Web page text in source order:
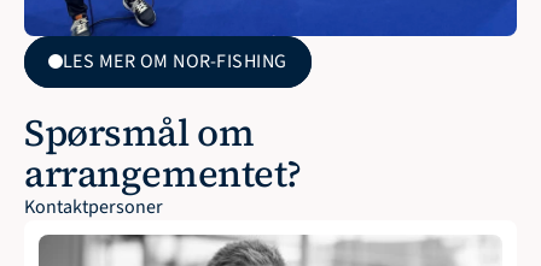
LES MER OM NOR-FISHING
Spørsmål om
arrangementet?
Kontaktpersoner